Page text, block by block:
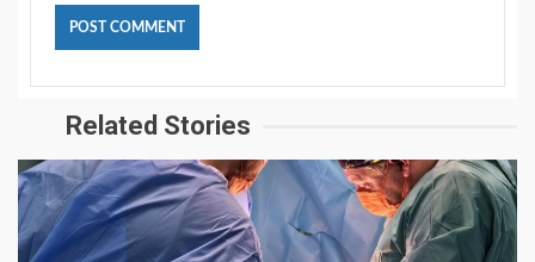
Related Stories